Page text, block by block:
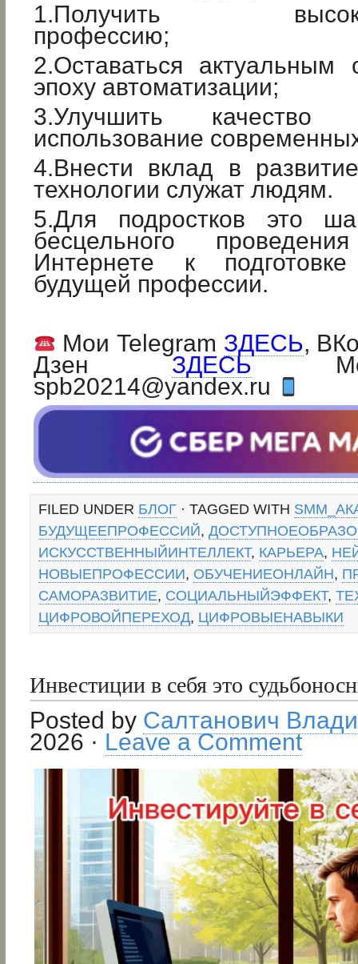
1.Получить
профессию;
2.Оставаться актуальным
эпоху автоматизации;
3.Улучшить
использование
4.Внести вклад в
технологии служат людям.
5.Для подростков это
бесцельного
Интернете к
будущей профессии.
Мои Telegram ЗДЕСЬ,
ДзенЗДЕСЬМой
spb20214@yandex.ru
FILED UNDER БЛОГ · TAGGED WITH
БУДУЩЕЕПРОФЕССИЙ,
ИСКУССТВЕННЫЙИНТЕЛЛЕКТ, КАРЬЕРА,
НОВЫЕПРОФЕССИИ, ОБУЧЕНИЕОНЛАЙН,
САМОРАЗВИТИЕ, СОЦИАЛЬНЫЙЭФФЕКТ,
ЦИФРОВОЙПЕРЕХОД, ЦИФРОВЫЕНАВЫКИ
Инвестиции в себя это
Posted by Салтанович
2026 · Leave a Comment